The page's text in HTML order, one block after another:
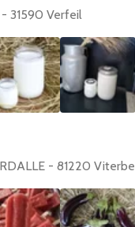
31590 Verfeil
- 81220 Viterbe